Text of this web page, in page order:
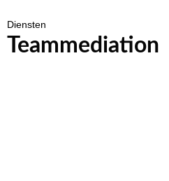
Diensten
Teammediation